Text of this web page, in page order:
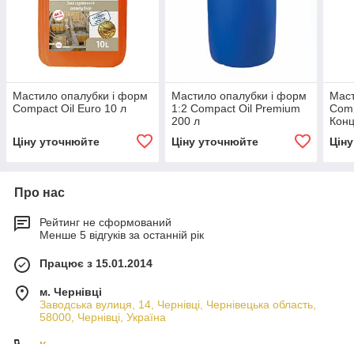
Мастило опалубки і форм
Compact Oil Euro 10 л
Ціну уточнюйте
Мастило опалубки і форм
1:2 Compact Oil Premium
200 л
Ціну уточнюйте
Про нас
Рейтинг не сформований
Менше 5 відгуків за останній рік
Працює з 15.01.2014
м. Чернівці
Заводська вулиця, 14, Чернівці, Чернівецька область,
58000, Чернівці, Україна